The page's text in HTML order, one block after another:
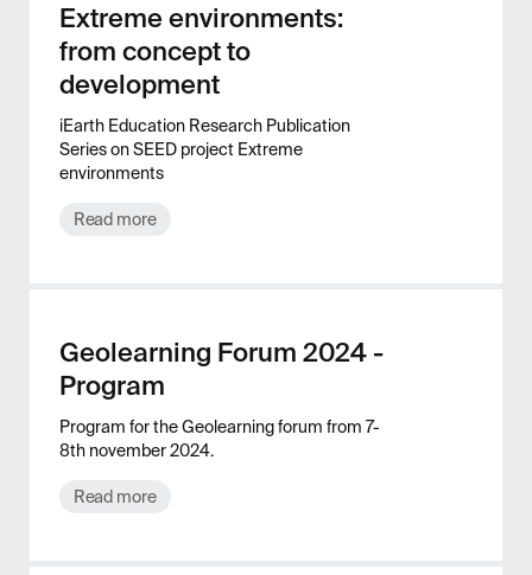
Extreme environments:
from concept to
development
iEarth Education Research Publication
Series on SEED project Extreme
environments
Read more
Geolearning Forum 2024 -
Program
Program for the Geolearning forum from 7-
8th november 2024.
Read more